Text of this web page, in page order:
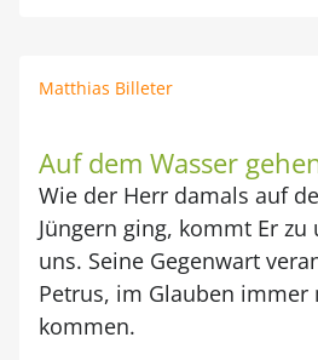
Matthias Billeter
Auf dem Wasser
Wie der Herr damals auf
Jüngern ging, kommt Er
uns. Seine Gegenwart
Petrus, im Glauben immer
kommen.